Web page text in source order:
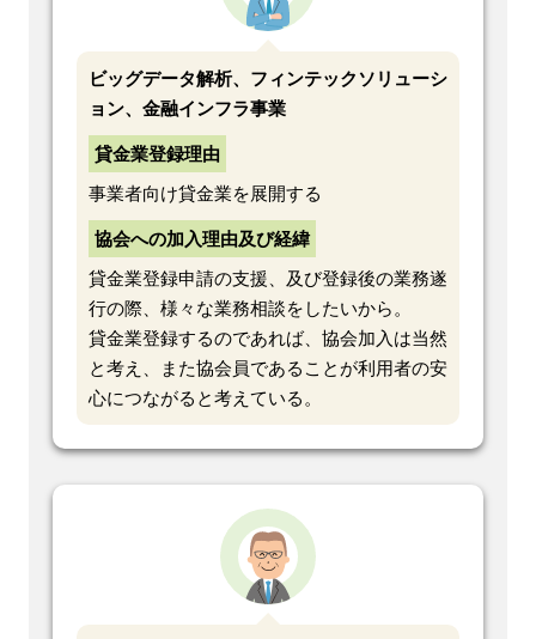
ビッグデータ解析、フィンテックソリューシ
ョン、金融インフラ事業
貸金業登録理由
事業者向け貸金業を展開する
協会への加入理由及び経緯
貸金業登録申請の支援、及び登録後の業務遂
行の際、様々な業務相談をしたいから。
貸金業登録するのであれば、協会加入は当然
と考え、また協会員であることが利用者の安
心につながると考えている。